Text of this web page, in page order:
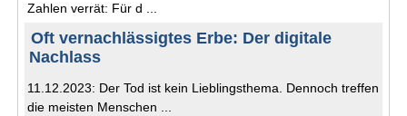
Zahlen verrät: Für d ...
Oft vernachlässigtes Erbe: Der digitale
Nachlass
11.12.2023: Der Tod ist kein Lieblingsthema. Dennoch treffen
die meisten Menschen ...